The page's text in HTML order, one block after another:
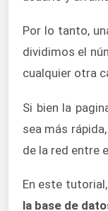
Por lo tanto,
dividimos el
cualquier otra
Si bien la
sea más
de la red entre
En este
la base de